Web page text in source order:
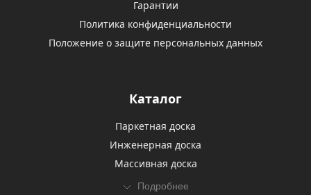
Гарантии
Политика конфиденциальности
Положение о защите персональных данных
Каталог
Паркетная доска
Инженерная доска
Массивная доска
Подробнее